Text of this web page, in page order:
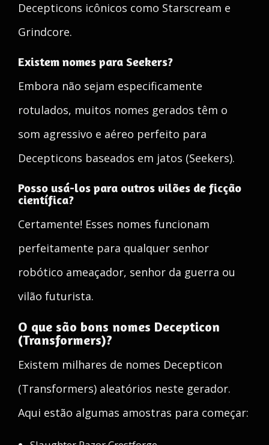
Decepticons icônicos como Starscream e
Grindcore.
Existem nomes para Seekers?
Embora não sejam especificamente
rotulados, muitos nomes gerados têm o
som agressivo e aéreo perfeito para
Decepticons baseados em jatos (Seekers).
Posso usá-los para outros vilões de ficção
científica?
Certamente! Esses nomes funcionam
perfeitamente para qualquer senhor
robótico ameaçador, senhor da guerra ou
vilão futurista.
O que são bons nomes Decepticon
(Transformers)?
Existem milhares de nomes Decepticon
(Transformers) aleatórios neste gerador.
Aqui estão algumas amostras para começar: